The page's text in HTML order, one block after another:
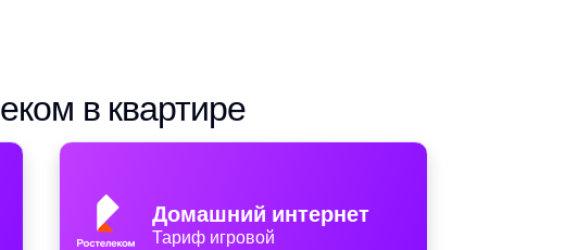
в квартире
Домашний интернет
Тариф игровой